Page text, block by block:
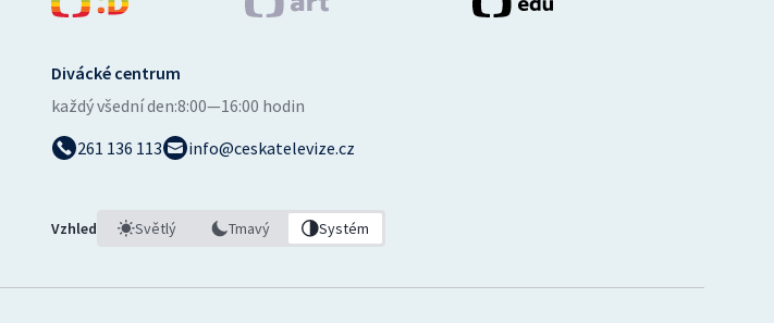
Divácké centrum
každý všední den:8:00—16:00 hodin
261 136 113
info@ceskatelevize.cz
Vzhled Světlý Tmavý Systém